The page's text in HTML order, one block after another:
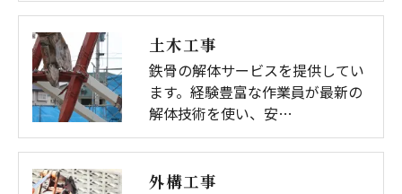
土木工事
鉄骨の解体サービスを提供してい
ます。経験豊富な作業員が最新の
解体技術を使い、安…
外構工事